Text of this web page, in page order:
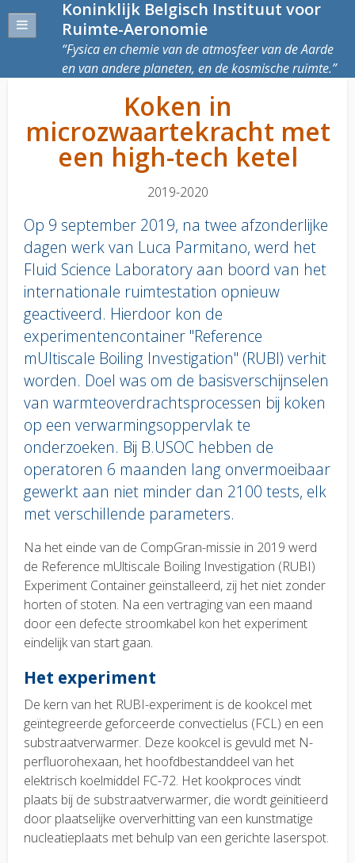
Koninklijk Belgisch Instituut voor
Ruimte-Aeronomie
Fysica en chemie van de atmosfeer van de Aarde
en van andere planeten, en de kosmische ruimte.
Koken in
microzwaartekracht met
een high-tech ketel
2019-2020
Op 9 september 2019, na twee afzonderlijke
dagen werk van Luca Parmitano, werd het
Fluid Science Laboratory aan boord van het
internationale ruimtestation opnieuw
geactiveerd. Hierdoor kon de
experimentencontainer "Reference
mUltiscale Boiling Investigation" (RUBI) verhit
worden. Doel was om de basisverschijnselen
van warmteoverdrachtsprocessen bij koken
op een verwarmingsoppervlak te
onderzoeken. Bij B.USOC hebben de
operatoren 6 maanden lang onvermoeibaar
gewerkt aan niet minder dan 2100 tests, elk
met verschillende parameters.
Body
text
Na het einde van de CompGran-missie in 2019 werd
de Reference mUltiscale Boiling Investigation (RUBI)
Experiment Container geïnstalleerd, zij het niet zonder
horten of stoten. Na een vertraging van een maand
door een defecte stroomkabel kon het experiment
eindelijk van start gaan.
Het experiment
De kern van het RUBI-experiment is de kookcel met
geïntegreerde geforceerde convectielus (FCL) en een
substraatverwarmer. Deze kookcel is gevuld met N-
perfluorohexaan, het hoofdbestanddeel van het
elektrisch koelmiddel FC-72. Het kookproces vindt
plaats bij de substraatverwarmer, die wordt geïnitieerd
door plaatselijke oververhitting van een kunstmatige
nucleatieplaats met behulp van een gerichte laserspot.